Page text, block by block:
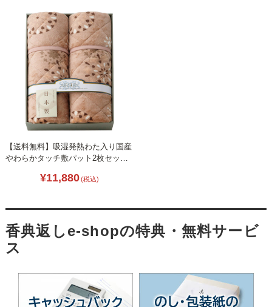
【送料無料】吸湿発熱わた入り国産
やわらかタッチ敷パット2枚セット
¥11,880(税込)
香典返しe-shopの特典・無料サービ
ス